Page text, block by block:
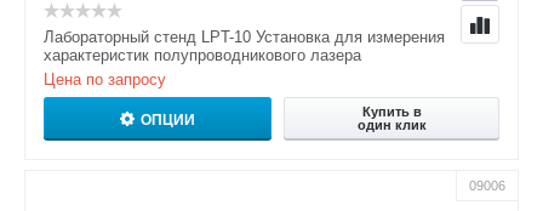
Лабораторный стенд LPT-10 Установка для измерения
характеристик полупроводникового лазера
Цена по запросу
ОПЦИИ
Купить в
один клик
09006